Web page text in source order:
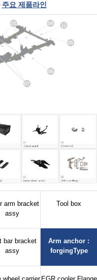
주요 제품라인
arm bracket
assy
Tool box
bar bracket
assy
Arm anchor :
forgingType